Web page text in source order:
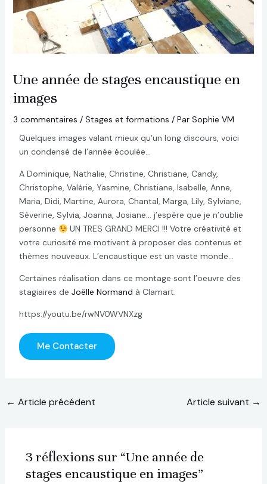
Une année de stages encaustique en
images
3 commentaires / Stages et formations / Par Sophie VM
Quelques images valant mieux qu’un long discours, voici
un condensé de l’année écoulée…
A Dominique, Nathalie, Christine, Christiane, Candy,
Christophe, Valérie, Yasmine, Christiane, Isabelle, Anne,
Maria, Didi, Martine, Aurora, Chantal, Marga, Lily, Sylviane,
Séverine, Sylvia, Joanna, Josiane… j’espère que je n’oublie
personne
UN TRES GRAND MERCI !!! Votre créativité et
votre curiosité me motivent à proposer des contenus et
thèmes nouveaux. L’encaustique est un vaste monde…
Certaines réalisation dans ce montage sont l’oeuvre des
stagiaires de Joëlle Normand à Clamart.
https://youtu.be/rwNV0WVNXzg
Me Contacter
← Article précédent Article suivant →
3 réflexions sur “Une année de
stages encaustique en images”